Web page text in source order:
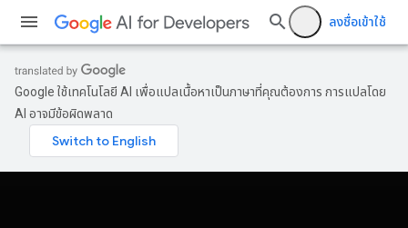
ลงชื่อเข้าใช้
Google ใช้เทคโนโลยี AI เพื่อแปลเนื้อหาเป็นภาษาที่คุณต้องการ การแปลโดย
AI อาจมีข้อผิดพลาด